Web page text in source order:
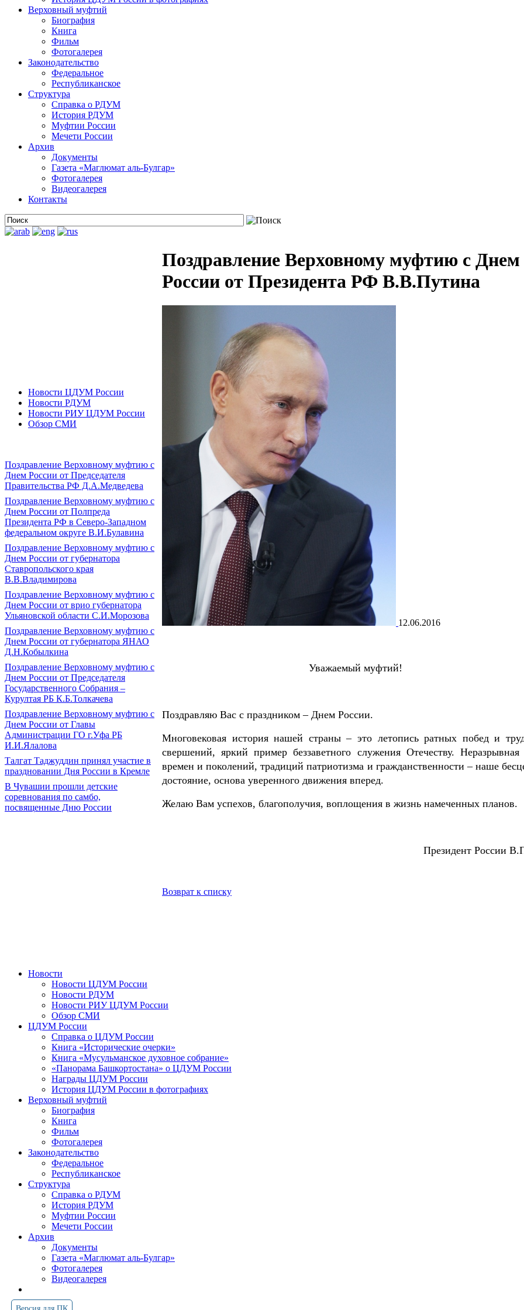
Верховный муфтий
Биография
Книга
Фильм
Фотогалерея
Законодательство
Федеральное
Республиканское
Структура
Справка о РДУМ
История РДУМ
Муфтии России
Мечети России
Архив
Документы
Газета «Маглюмат аль-Булгар»
Фотогалерея
Видеогалерея
Контакты
Новости ЦДУМ России
Новости РДУМ
Новости РИУ ЦДУМ России
Обзор СМИ
Поздравление Верховному муфтию с
Днем России от Председателя
Правительства РФ Д.А.Медведева
Поздравление Верховному муфтию с
Днем России от Полпреда
Президента РФ в Северо-Западном
федеральном округе В.И.Булавина
Поздравление Верховному муфтию с
Днем России от губернатора
Ставропольского края
В.В.Владимирова
Поздравление Верховному муфтию с
Днем России от врио губернатора
Ульяновской области С.И.Морозова
Поздравление Верховному муфтию с
Днем России от губернатора ЯНАО
Д.Н.Кобылкина
Поздравление Верховному муфтию с
Днем России от Председателя
Государственного Собрания –
Курултая РБ К.Б.Толкачева
Поздравление Верховному муфтию с
Днем России от Главы
Администрации ГО г.Уфа РБ
И.И.Ялалова
Талгат Таджуддин принял участие в
праздновании Дня России в Кремле
В Чувашии прошли детские
соревнования по самбо,
посвященные Дню России
Поздравление Верховному муфтию с Днем
России от Президента РФ В.В.Путина
12.06.2016
Уважаемый муфтий!
Поздравляю Вас с праздником – Днем России.
Многовековая история нашей страны – это летопись ратных побед и
свершений, яркий пример беззаветного служения Отечеству. Неразрывная
времен и поколений, традиций патриотизма и гражданственности – наше
достояние, основа уверенного движения вперед.
Желаю Вам успехов, благополучия, воплощения в жизнь намеченных планов.
Президент России
Возврат к списку
Новости
Новости ЦДУМ России
Новости РДУМ
Новости РИУ ЦДУМ России
Обзор СМИ
ЦДУМ России
Справка о ЦДУМ России
Книга «Исторические очерки»
Книга «Мусульманское духовное собрание»
«Панорама Башкортостана» о ЦДУМ России
Награды ЦДУМ России
История ЦДУМ России в фотографиях
Верховный муфтий
Биография
Книга
Фильм
Фотогалерея
Законодательство
Федеральное
Республиканское
Структура
Справка о РДУМ
История РДУМ
Муфтии России
Мечети России
Архив
Документы
Газета «Маглюмат аль-Булгар»
Фотогалерея
Видеогалерея